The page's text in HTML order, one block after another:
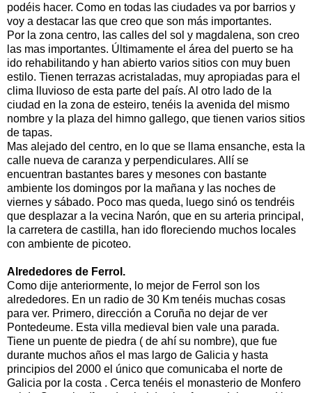
podéis hacer. Como en todas las ciudades va por barrios y
voy a destacar las que creo que son más importantes.
Por la zona centro, las calles del sol y magdalena, son creo
las mas importantes. Últimamente el área del puerto se ha
ido rehabilitando y han abierto varios sitios con muy buen
estilo. Tienen terrazas acristaladas, muy apropiadas para el
clima lluvioso de esta parte del país. Al otro lado de la
ciudad en la zona de esteiro, tenéis la avenida del mismo
nombre y la plaza del himno gallego, que tienen varios sitios
de tapas.
Mas alejado del centro, en lo que se llama ensanche, esta la
calle nueva de caranza y perpendiculares. Allí se
encuentran bastantes bares y mesones con bastante
ambiente los domingos por la mañana y las noches de
viernes y sábado. Poco mas queda, luego sinó os tendréis
que desplazar a la vecina Narón, que en su arteria principal,
la carretera de castilla, han ido floreciendo muchos locales
con ambiente de picoteo.
Alrededores de Ferrol.
Como dije anteriormente, lo mejor de Ferrol son los
alrededores. En un radio de 30 Km tenéis muchas cosas
para ver. Primero, dirección a Coruña no dejar de ver
Pontedeume. Esta villa medieval bien vale una parada.
Tiene un puente de piedra ( de ahí su nombre), que fue
durante muchos años el mas largo de Galicia y hasta
principios del 2000 el único que comunicaba el norte de
Galicia por la costa . Cerca tenéis el monasterio de Monfero